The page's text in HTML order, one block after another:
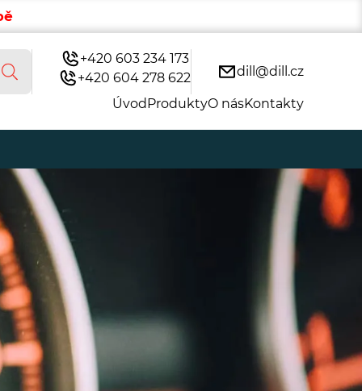
+420 603 234 173
+420 604 278 622
dill@dill.cz
ÚvodProduktyO násKontakty